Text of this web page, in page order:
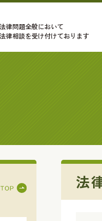
法律問題全般において
法律相談を受け付けております
法